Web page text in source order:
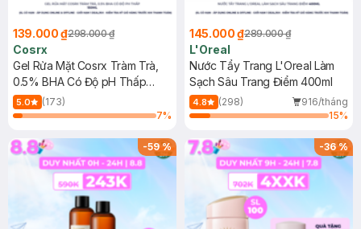
139.000 ₫298.000 ₫
Cosrx
Gel Rửa Mặt Cosrx Tràm Trà,
0.5% BHA Có Độ pH Thấp
150ml
5.0
(173)
7%
145.000 ₫289.000 ₫
L'Oreal
Nước Tẩy Trang L'Oreal Làm
Sạch Sâu Trang Điểm 400ml
4.8 (298)
916/tháng
15%
-59% -36%